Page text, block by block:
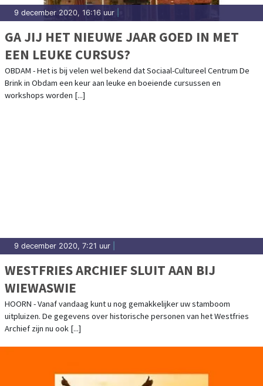
9 december 2020, 16:16 uur
GA JIJ HET NIEUWE JAAR GOED IN MET
EEN LEUKE CURSUS?
OBDAM - Het is bij velen wel bekend dat Sociaal-Cultureel Centrum De
Brink in Obdam een keur aan leuke en boeiende cursussen en
workshops worden [...]
9 december 2020, 7:21 uur
WESTFRIES ARCHIEF SLUIT AAN BIJ
WIEWASWIE
HOORN - Vanaf vandaag kunt u nog gemakkelijker uw stamboom
uitpluizen. De gegevens over historische personen van het Westfries
Archief zijn nu ook [...]